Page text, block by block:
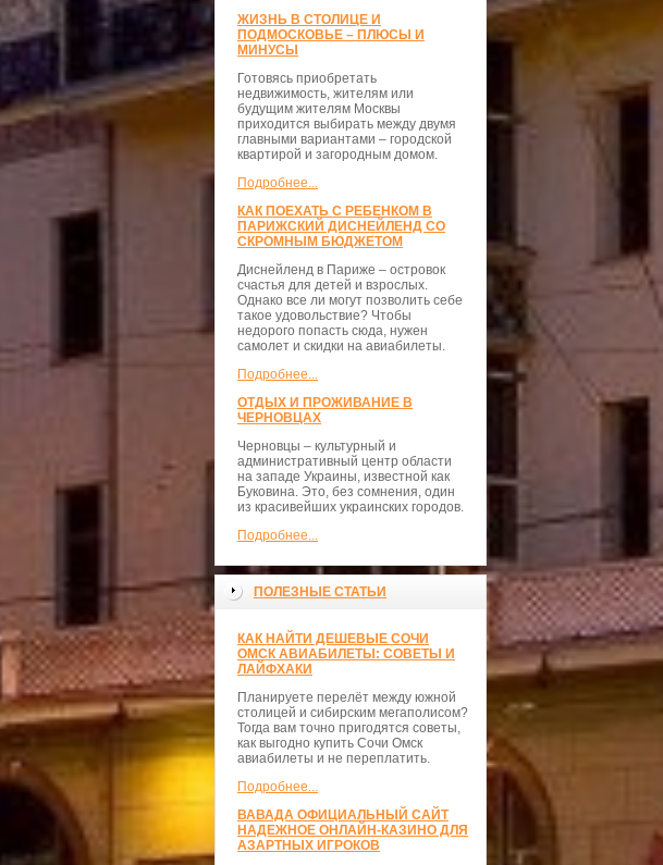
ЖИЗНЬ В СТОЛИЦЕ И
ПОДМОСКОВЬЕ – ПЛЮСЫ И
МИНУСЫ
Готовясь приобретать
недвижимость, жителям или
будущим жителям Москвы
приходится выбирать между двумя
главными вариантами – городской
квартирой и загородным домом.
Подробнее...
КАК ПОЕХАТЬ С РЕБЕНКОМ В
ПАРИЖСКИЙ ДИСНЕЙЛЕНД СО
СКРОМНЫМ БЮДЖЕТОМ
Диснейленд в Париже – островок
счастья для детей и взрослых.
Однако все ли могут позволить себе
такое удовольствие? Чтобы
недорого попасть сюда, нужен
самолет и скидки на авиабилеты.
Подробнее...
ОТДЫХ И ПРОЖИВАНИЕ В
ЧЕРНОВЦАХ
Черновцы – культурный и
административный центр области
на западе Украины, известной как
Буковина. Это, без сомнения, один
из красивейших украинских городов.
Подробнее...
ПОЛЕЗНЫЕ СТАТЬИ
КАК НАЙТИ ДЕШЕВЫЕ СОЧИ
ОМСК АВИАБИЛЕТЫ: СОВЕТЫ И
ЛАЙФХАКИ
Планируете перелёт между южной
столицей и сибирским мегаполисом?
Тогда вам точно пригодятся советы,
как выгодно купить Сочи Омск
авиабилеты и не переплатить.
Подробнее...
ВАВАДА ОФИЦИАЛЬНЫЙ САЙТ
НАДЕЖНОЕ ОНЛАЙН-КАЗИНО ДЛЯ
АЗАРТНЫХ ИГРОКОВ